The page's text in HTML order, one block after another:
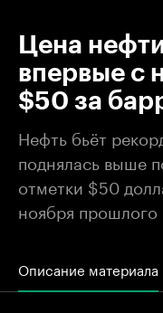
Цена
впервые с
$50 за
Нефть бьёт
поднялась выше
отметки $50
ноября прошлого
Описание материала